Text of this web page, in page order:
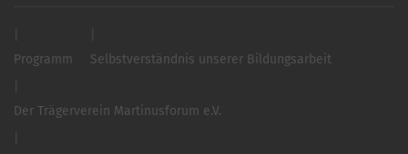
Programm Selbstverständnis unserer Bildungsarbeit
Der Trägerverein Martinusforum e.V.